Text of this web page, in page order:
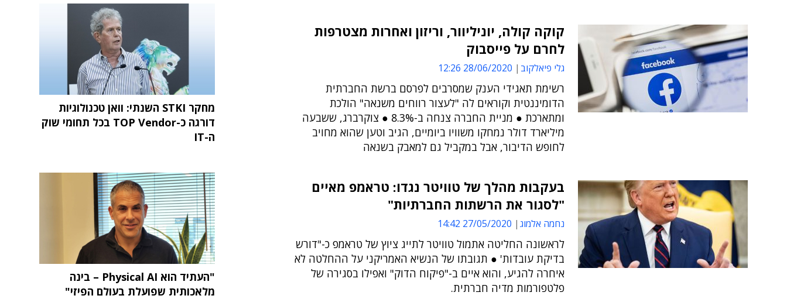
קוקה קולה, יוניליוור, וריזון ואחרות מצטרפות
לחרם על פייסבוק
גלי פיאלקוב 28/06/2020 12:26
רשימת תאגידי הענק שמסרבים לפרסם ברשת החברתית
הדומיננטית וקוראים לה "לעצור רווחים משנאה" הולכת
ומתארכת ● מניית החברה צנחה ב-8.3% ● צוקרברג, ששבעה
מיליארד דולר נמחקו משוויו ביומיים, הגיב וטען שהוא מחויב
לחופש הדיבור, אבל במקביל גם למאבק בשנאה
בעקבות מהלך של טוויטר נגדו: טראמפ מאיים
"לסגור את הרשתות החברתיות"
נחמה אלמוג 27/05/2020 14:42
לראשונה החליטה אתמול טוויטר לתייג ציוץ של טראמפ כ-"דורש
בדיקת עובדות' ● תגובתו של הנשיא האמריקני על ההחלטה לא
איחרה להגיע, והוא איים ב-"פיקוח הדוק" ואפילו בסגירה של
פלטפורמות מדיה חברתית.
מחקר STKI השנתי: וואן טכנולוגיות
דורגה כ-TOP Vendor בכל תחומי שוק
ה-IT
"העתיד הוא Physical AI – בינה
מלאכותית שפועלת בעולם הפיזי"